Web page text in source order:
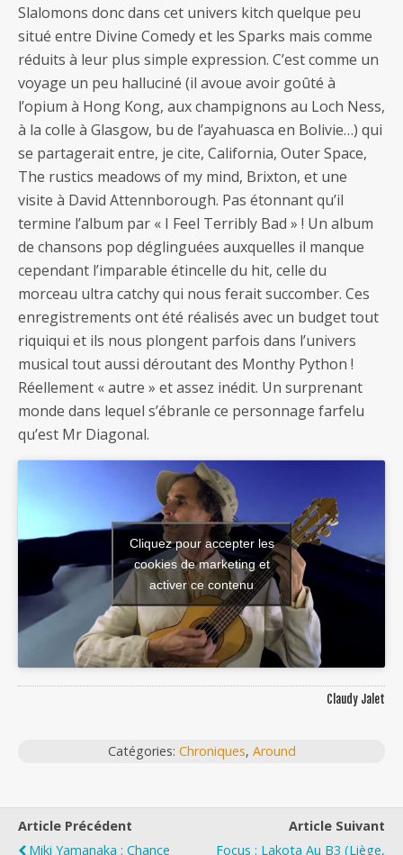
Slalomons donc dans cet univers kitch quelque peu
situé entre Divine Comedy et les Sparks mais comme
réduits à leur plus simple expression. C’est comme un
voyage un peu halluciné (il avoue avoir goûté à
l’opium à Hong Kong, aux champignons au Loch Ness,
à la colle à Glasgow, bu de l’ayahuasca en Bolivie…) qui
se partagerait entre, je cite, California, Outer Space,
The rustics meadows of my mind, Brixton, et une
visite à David Attennborough. Pas étonnant qu’il
termine l’album par « I Feel Terribly Bad » ! Un album
de chansons pop déglinguées auxquelles il manque
cependant l’imparable étincelle du hit, celle du
morceau ultra catchy qui nous ferait succomber. Ces
enregistrements ont été réalisés avec un budget tout
riquiqui et ils nous plongent parfois dans l’univers
musical tout aussi déroutant des Monthy Python !
Réellement « autre » et assez inédit. Un surprenant
monde dans lequel s’ébranle ce personnage farfelu
qu’est Mr Diagonal.
Cliquez pour accepter les
cookies de marketing et
activer ce contenu
Claudy Jalet
Catégories: Chroniques, Around
Article Précédent
Miki Yamanaka : Chance
Article Suivant
Focus : Lakota Au B3 (Liège,